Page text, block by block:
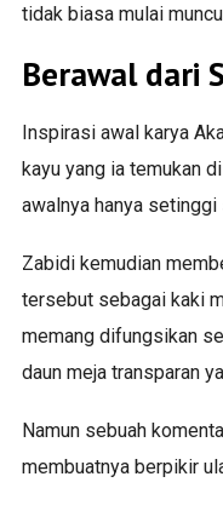
tidak biasa mulai
Berawal dari
Inspirasi awal karya
kayu yang ia temukan
awalnya hanya
Zabidi kemudian
tersebut sebagai kaki
memang difungsikan
daun meja transparan
Namun sebuah
membuatnya berpikir